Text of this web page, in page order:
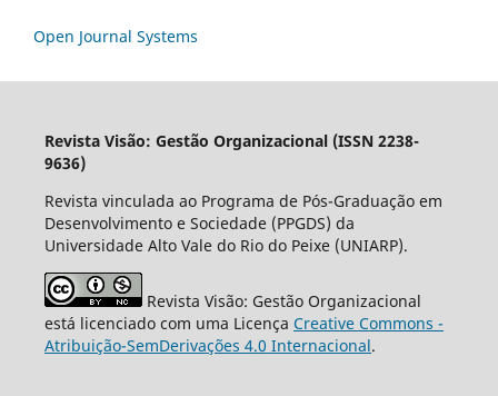
Open Journal Systems
Revista Visão: Gestão Organizacional (ISSN 2238-
9636)
Revista vinculada ao Programa de Pós-Graduação em
Desenvolvimento e Sociedade (PPGDS) da
Universidade Alto Vale do Rio do Peixe (UNIARP).
Revista Visão: Gestão Organizacional
está licenciado com uma Licença Creative Commons -
Atribuição-SemDerivações 4.0 Internacional.